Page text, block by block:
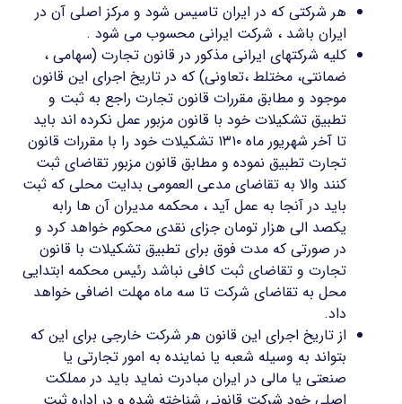
هر شرکتی که در ایران تاسیس شود و مرکز اصلی آن در
ایران باشد ، شرکت ایرانی محسوب می شود .
کلیه شرکتهای ایرانی مذکور در قانون تجارت (سهامی ،
ضمانتی، مختلط ،تعاونی) که در تاریخ اجرای این قانون
موجود و مطابق مقررات قانون تجارت راجع به ثبت و
تطبیق تشکیلات خود با قانون مزبور عمل نکرده اند باید
تا آخر شهریور ماه ۱۳۱۰ تشکیلات خود را با مقررات قانون
تجارت تطبیق نموده و مطابق قانون مزبور تقاضای ثبت
کنند والا به تقاضای مدعی العمومی بدایت محلی که ثبت
باید در آنجا به عمل آید ، محکمه مدیران آن ها رابه
یکصد الی هزار تومان جزای نقدی محکوم خواهد کرد و
در صورتی که مدت فوق برای تطبیق تشکیلات با قانون
تجارت و تقاضای ثبت کافی نباشد رئیس محکمه ابتدایی
محل به تقاضای شرکت تا سه ماه مهلت اضافی خواهد
داد.
از تاریخ اجرای این قانون هر شرکت خارجی برای این که
بتواند به وسیله شعبه یا نماینده به امور تجارتی یا
صنعتی یا مالی در ایران مبادرت نماید باید در مملکت